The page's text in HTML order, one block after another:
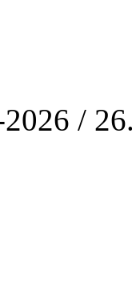
/